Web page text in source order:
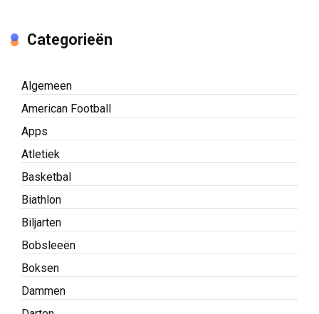
Categorieën
Algemeen
American Football
Apps
Atletiek
Basketbal
Biathlon
Biljarten
Bobsleeën
Boksen
Dammen